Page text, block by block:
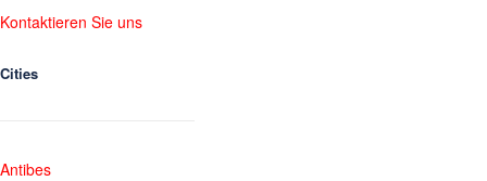
Kontaktieren Sie uns
Cities
Antibes